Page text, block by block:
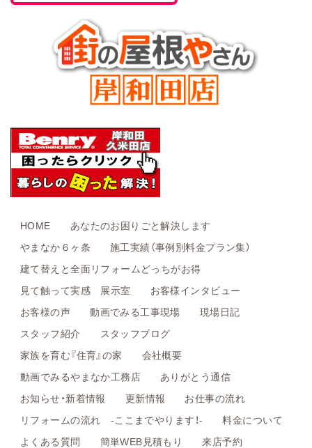
HOME
あなたのお困りごと解決します
やまなか６ヶ条
施工実績（事例別料金プラン集）
建て替えと全面リフォームどっちがお得
見て触って実感 展示室
お客様インタビュー
お客様の声
動画でみる工事現場
現場日記
スタッフ紹介
スタッフブログ
家族を育む『住育』の家
会社概要
動画でみるやまなか工務店
ありがとう通信
お知らせ・新着情報
更新情報
お仕事の流れ
リフォームの流れ -ここまでやります！-
料金について
よくある質問
簡単WEB見積もり
来店予約